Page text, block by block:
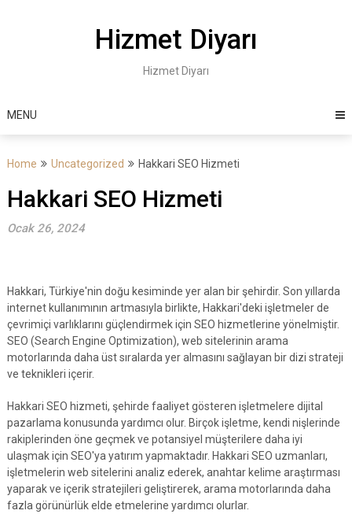
Hizmet Diyarı
Hizmet Diyarı
MENU
Home Uncategorized Hakkari SEO Hizmeti
Hakkari SEO Hizmeti
Ocak 26, 2024
Hakkari, Türkiye'nin doğu kesiminde yer alan bir şehirdir. Son yıllarda
internet kullanımının artmasıyla birlikte, Hakkari'deki işletmeler de
çevrimiçi varlıklarını güçlendirmek için SEO hizmetlerine yönelmiştir.
SEO (Search Engine Optimization), web sitelerinin arama
motorlarında daha üst sıralarda yer almasını sağlayan bir dizi strateji
ve teknikleri içerir.
Hakkari SEO hizmeti, şehirde faaliyet gösteren işletmelere dijital
pazarlama konusunda yardımcı olur. Birçok işletme, kendi nişlerinde
rakiplerinden öne geçmek ve potansiyel müşterilere daha iyi
ulaşmak için SEO'ya yatırım yapmaktadır. Hakkari SEO uzmanları,
işletmelerin web sitelerini analiz ederek, anahtar kelime araştırması
yaparak ve içerik stratejileri geliştirerek, arama motorlarında daha
fazla görünürlük elde etmelerine yardımcı olurlar.